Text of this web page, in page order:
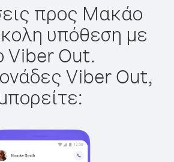
προς Μακάο
υπόθεση με
Viber Out.
Viber Out,